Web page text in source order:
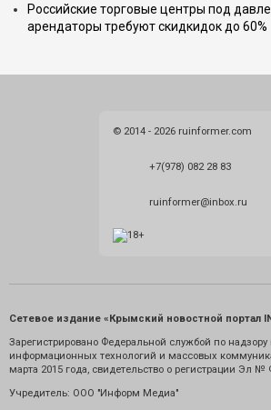
Российские торговые центры под
арендаторы требуют скидкидок до 60%
© 2014 - 2026 ruinformer.com
+7(978) 082 28 83
ruinformer@inbox.ru
Сетевое издание «Крымский новостной портал
Зарегистрировано Федеральной службой по надзору
информационных технологий и массовых
марта 2015 года, свидетельство о регистрации Эл №
Учредитель: ООО "Информ Медиа"